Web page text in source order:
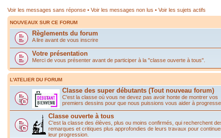
Voir les messages sans réponse • Voir les messages non lus • Voir les sujets actifs
NOUVEAUX SUR CE FORUM
Règlements du forum
A lire avant de vous inscrire
Votre présentation
Merci de vous présenter avant de participer à la "classe ouverte à tous".
L'ATELIER DU FORUM
Classe des super débutants (Tout nouveau forum)
C'est la classe où vous ne devez pas avoir honte de montrer vos
premiers dessins pour que nous puissions vous aider à
Classe ouverte à tous
C'est la classe des élèves, plus ou moins confirmés, qui recherchent
remarques et critiques plus approfondies de leurs travaux pour
leur progression.